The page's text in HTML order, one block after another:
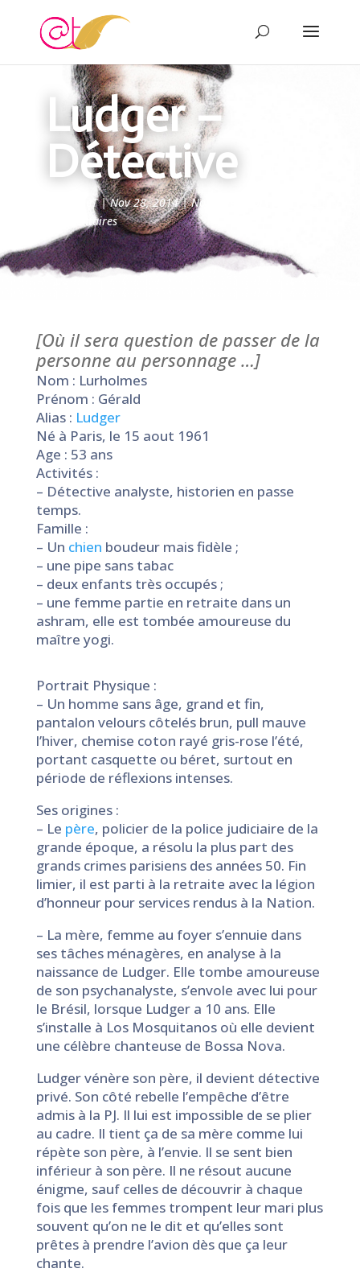
Ludger –
Détective
AnneT|Nov 28, 2014|Nouvelles
commentaires
[Où il sera question de passer de la
personne au personnage …]
Nom : Lurholmes
Prénom : Gérald
Alias : Ludger
Né à Paris, le 15 aout 1961
Age : 53 ans
Activités :
– Détective analyste, historien en passe
temps.
Famille :
– Un chien boudeur mais fidèle ;
– une pipe sans tabac
– deux enfants très occupés ;
– une femme partie en retraite dans un
ashram, elle est tombée amoureuse du
maître yogi.
Portrait Physique :
– Un homme sans âge, grand et fin,
pantalon velours côtelés brun, pull mauve
l’hiver, chemise coton rayé gris-rose l’été,
portant casquette ou béret, surtout en
période de réflexions intenses.
Ses origines :
– Le père, policier de la police judiciaire de la
grande époque, a résolu la plus part des
grands crimes parisiens des années 50. Fin
limier, il est parti à la retraite avec la légion
d’honneur pour services rendus à la Nation.
– La mère, femme au foyer s’ennuie dans
ses tâches ménagères, en analyse à la
naissance de Ludger. Elle tombe amoureuse
de son psychanalyste, s’envole avec lui pour
le Brésil, lorsque Ludger a 10 ans. Elle
s’installe à Los Mosquitanos où elle devient
une célèbre chanteuse de Bossa Nova.
Ludger vénère son père, il devient détective
privé. Son côté rebelle l’empêche d’être
admis à la PJ. Il lui est impossible de se plier
au cadre. Il tient ça de sa mère comme lui
répète son père, à l’envie. Il se sent bien
inférieur à son père. Il ne résout aucune
énigme, sauf celles de découvrir à chaque
fois que les femmes trompent leur mari plus
souvent qu’on ne le dit et qu’elles sont
prêtes à prendre l’avion dès que ça leur
chante.